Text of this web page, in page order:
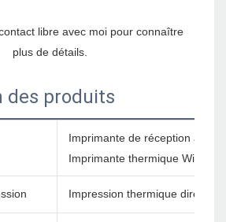
libre avec moi pour connaître
des produits
Imprimante de réception à
Imprimante thermique WiFi
Impression thermique directe